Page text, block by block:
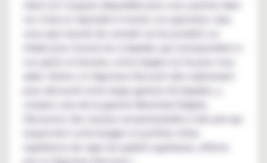
client est toujours disponible pour vous assister dans
d'aide pour trouver les e-liquides qui correspondent à
vos goûts et besoins, notre équipe est là pour vous
aider. Visitez Le Vapoteur Discount dès maintenant
pour découvrir notre large gamme d'e-liquides, y
compris ceux de la gamme Montréal Original.
Découvrez des saveurs exceptionnelles à des prix qui
respectent votre budget et profitez d'une
expérience de vape de qualité supérieure, offerte